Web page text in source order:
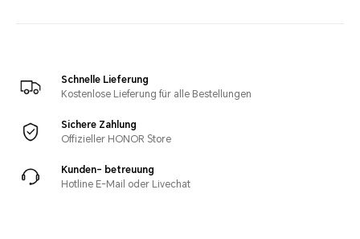
Schnelle Lieferung
Kostenlose Lieferung für alle Bestellungen
Sichere Zahlung
Offizieller HONOR Store
Kunden- betreuung
Hotline E-Mail oder Livechat